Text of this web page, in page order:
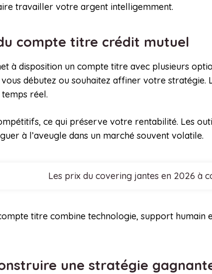
travailler votre argent intelligemment.
compte titre crédit mutuel
à disposition un compte titre avec plusieurs
débutez ou souhaitez affiner votre
réel.
ce qui préserve votre rentabilité. Les
à l’aveugle dans un marché souvent volatile.
Les prix du covering jantes en 2026 à
titre combine technologie, support humain
une stratégie